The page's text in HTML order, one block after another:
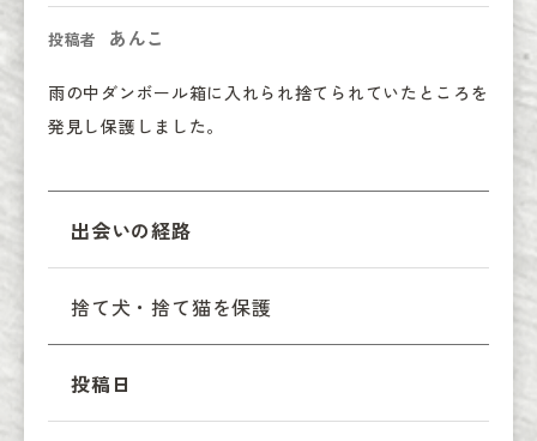
投稿者 あんこ
雨の中ダンボール箱に入れられ捨てられていたところを
発見し保護しました。
出会いの経路
捨て犬・捨て猫を保護
投稿日